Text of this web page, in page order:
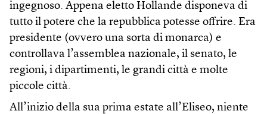
ingegnoso. Appena eletto Hollande disponeva di
tutto il potere che la repubblica potesse offrire. Era
presidente (ovvero una sorta di monarca) e
controllava l’assemblea nazionale, il senato, le
regioni, i dipartimenti, le grandi città e molte
piccole città.
All’inizio della sua prima estate all’Eliseo, niente